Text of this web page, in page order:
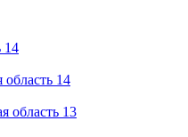
14
область 14
область 13